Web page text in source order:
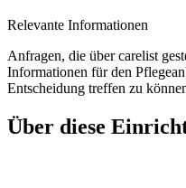
Relevante Informationen
Anfragen, die über carelist
Informationen für den
Entscheidung treffen zu
Über diese